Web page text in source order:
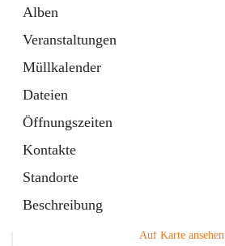
Alben
Veranstaltungen
Müllkalender
Dateien
Öffnungszeiten
Kontakte
Standorte
Beschreibung
Auf Karte ansehen